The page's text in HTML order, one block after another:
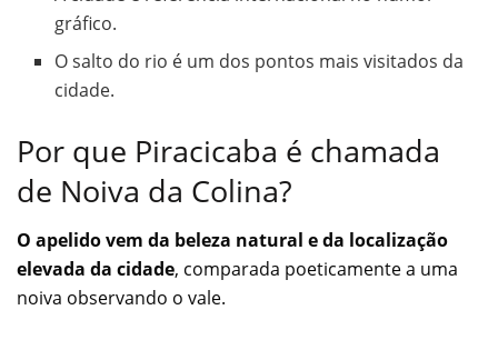
gráfico.
O salto do rio é um dos pontos mais visitados da
cidade.
Por que Piracicaba é chamada
de Noiva da Colina?
O apelido vem da beleza natural e da localização
elevada da cidade, comparada poeticamente a uma
noiva observando o vale.